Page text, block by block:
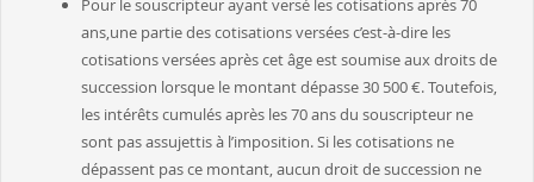
Pour le souscripteur ayant versé les cotisations après 70
ans,une partie des cotisations versées c’est-à-dire les
cotisations versées après cet âge est soumise aux droits de
succession lorsque le montant dépasse 30 500 €. Toutefois,
les intérêts cumulés après les 70 ans du souscripteur ne
sont pas assujettis à l’imposition. Si les cotisations ne
dépassent pas ce montant, aucun droit de succession ne